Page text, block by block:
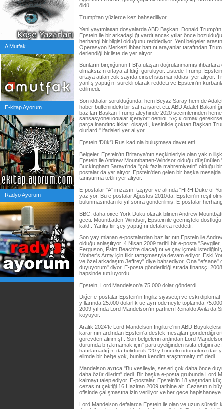
A Mutfak
E-kitap Ayorum
Radyo Ayorum
öldü.
Trump'tan yüzlerce kez bahsediliyor
Yeni yayımlanan dosyalarda ABD Başkanı Donald
Epstein ile bir arkadaşlığı vardı ancak yıllar önce
herhangi bir bilgisi olduğunu reddediyor. Yeni belgeler
Operasyon Merkezi ihbar hattını arayanlar tarafından
derlendiği bir liste de yer alıyor.
Bunların birçoğunun FBI'a ulaşan doğrulanmamış ihbarlara
olmaksızın ortaya atıldığı görülüyor. Listede Trump,
ortaya atılan çok sayıda cinsel istismar iddiası yer alıyor.
yanlış yaptığını sürekli olarak reddetti ve Epstein'ın
edilmedi.
Son iddialar sorulduğunda, hem Beyaz Saray hem de
haber bültenindeki bir satıra işaret etti. ABD Adalet
bazıları Başkan Trump aleyhinde 2020 seçimlerinden
sansasyonel iddialar içeriyor" denildi. "Açık olmak
parça inandırıcılıkları olsaydı, kesinlikle çoktan Başkan
olurlardı" ifadeleri yer alıyor.
Epstein 'Dük'ü Rus kadınla buluşmaya davet etti
Belgeler, Epstein'ın Britanya'nın seçkinleriyle olan yakın
Epstein ile Andrew Mountbatten-Windsor olduğu
Buckingham Sarayı'nda "çok fazla mahremiyetin" olduğu
postalar da yer alıyor. Epstein'den gelen bir başka
tanıştırma teklifi yer alıyor.
E-postalar "A" imzasını taşıyor ve altında "HRH Duke of
yazıyor. Bu e-postalar Ağustos 2010'da, Epstein'in reşit
bulunmasından iki yıl sonra gönderilmiş. E-postalar
BBC, daha önce York Dükü olarak bilinen Andrew
geçti. Mountbatten-Windsor, Epstein ile geçmişteki
kaldı. Yanlış bir şey yaptığını defalarca reddetti.
Son yayımlanan e-postalardan bazılarının Epstein ile
olduğu anlaşılıyor. 4 Nisan 2009 tarihli bir e-posta
Ferguson, Palm Beach'te olacağını ve çay içmek
Mother's Army için fikir tartışmasıyla devam ediyor. Eski
ve özel arkadaşım Jeffrey" diye bahsediyor. Ona "efsane"
duyuyorum" diyor. E-posta gönderildiği sırada finansçı
hapsinde tutuluyordu.
Epstein, Lord Mandelson'a 75.000 dolar gönderdi
Diğer e-postalar Epstein'in İngiliz siyasetçi ve eski
yıllarında 25.000 dolarlık üç ayrı ödemeyle toplamda
2009 yılında Lord Mandelson'ın partneri Reinaldo Avila da
koyuyor.
Aralık 2024'te Lord Mandelson İngiltere'nin ABD
kararının ardından Epstein'a destek mesajları gönderdiği
görevden alınmıştı. Son belgelerin ardından Lord
durumda bırakmamak için" parti üyeliğinden istifa ettiğini
hatırlamadığını da belirterek "20 yıl önceki ödemelere dair
elimde bir belge yok, bunları kendim araştırmalıyım" dedi.
Mandelson ayrıca "Bu vesileyle, sesleri çok daha önce
daha özür dilerim" dedi. Bir başka e-posta grubunda Lord
kalmayı talep ediyor. E-postalar, Epstein'in 18 yaşından
cezasını çektiği 16 Haziran 2009 tarihine ait. Cezasının
ofisinde çalışmasına izin veriliyor ve her gece
Lord Mandelson defalarca Epstein ile olan ve uzun süredir